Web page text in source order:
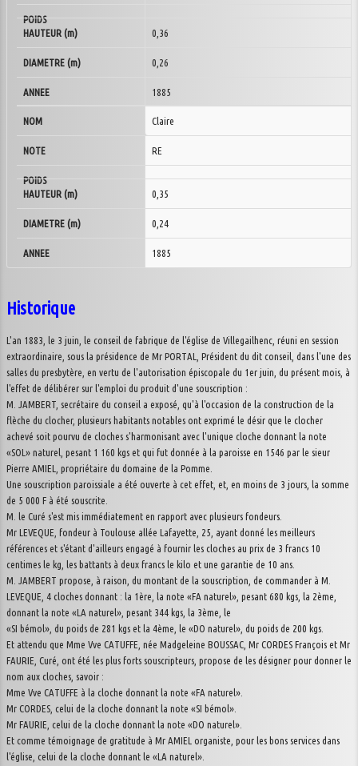
0,36
0,26
1885
Claire
RE
0,35
0,24
1885
Historique
L'an 1883, le 3 juin, le conseil de fabrique de l'église de Villegailhenc, réuni en session
extraordinaire, sous la présidence de Mr PORTAL, Président du dit conseil, dans l'une des
salles du presbytère, en vertu de l'autorisation épiscopale du 1er juin, du présent mois, à
l'effet de délibérer sur l'emploi du produit d'une souscription :
M. JAMBERT, secrétaire du conseil a exposé, qu'à l'occasion de la construction de la
flèche du clocher, plusieurs habitants notables ont exprimé le désir que le clocher
achevé soit pourvu de cloches s'harmonisant avec l'unique cloche donnant la note
«SOL» naturel, pesant 1 160 kgs et qui fut donnée à la paroisse en 1546 par le sieur
Pierre AMIEL, propriétaire du domaine de la Pomme.
Une souscription paroissiale a été ouverte à cet effet, et, en moins de 3 jours, la somme
de 5 000 F à été souscrite.
M. le Curé s'est mis immédiatement en rapport avec plusieurs fondeurs.
Mr LEVEQUE, fondeur à Toulouse allée Lafayette, 25, ayant donné les meilleurs
références et s'étant d'ailleurs engagé à fournir les cloches au prix de 3 francs 10
centimes le kg, les battants à deux francs le kilo et une garantie de 10 ans.
M. JAMBERT propose, à raison, du montant de la souscription, de commander à M.
LEVEQUE, 4 cloches donnant : la 1ère, la note «FA naturel», pesant 680 kgs, la 2ème,
donnant la note «LA naturel», pesant 344 kgs, la 3ème, le
«SI bémol», du poids de 281 kgs et la 4ème, le «DO naturel», du poids de 200 kgs.
Et attendu que Mme Vve CATUFFE, née Madgeleine BOUSSAC, Mr CORDES François et Mr
FAURIE, Curé, ont été les plus forts souscripteurs, propose de les désigner pour donner le
nom aux cloches, savoir :
Mme Vve CATUFFE à la cloche donnant la note «FA naturel».
Mr CORDES, celui de la cloche donnant la note «SI bémol».
Mr FAURIE, celui de la cloche donnant la note «DO naturel».
Et comme témoignage de gratitude à Mr AMIEL organiste, pour les bons services dans
l'église, celui de la cloche donnant le «LA naturel».